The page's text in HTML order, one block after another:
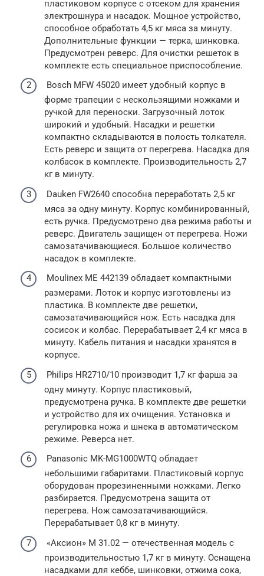
пластиковом корпусе с отсеком для хранения
электрошнура и насадок. Мощное устройство,
способное обработать 4,5 кг мяса за минуту.
Дополнительные функции — терка, шинковка.
Предусмотрен реверс. Для очистки решеток в
комплекте есть специальное приспособление.
Bosch MFW 45020 имеет удобный корпус в
форме трапеции с нескользящими ножками и
ручкой для переноски. Загрузочный лоток
широкий и удобный. Насадки и решетки
компактно складываются в полость толкателя.
Есть реверс и защита от перегрева. Насадка для
колбасок в комплекте. Производительность 2,7
кг в минуту.
Dauken FW2640 способна переработать 2,5 кг
мяса за одну минуту. Корпус комбинированный,
есть ручка. Предусмотрено два режима работы и
реверс. Двигатель защищен от перегрева. Ножи
самозатачивающиеся. Большое количество
насадок в комплекте.
Moulinex ME 442139 обладает компактными
размерами. Лоток и корпус изготовлены из
пластика. В комплекте две решетки,
самозатачивающийся нож. Есть насадка для
сосисок и колбас. Перерабатывает 2,4 кг мяса в
минуту. Кабель питания и насадки хранятся в
корпусе.
Philips HR2710/10 производит 1,7 кг фарша за
одну минуту. Корпус пластиковый,
предусмотрена ручка. В комплекте две решетки
и устройство для их очищения. Установка и
регулировка ножа и шнека в автоматическом
режиме. Реверса нет.
Panasonic MK-MG1000WTQ обладает
небольшими габаритами. Пластиковый корпус
оборудован прорезиненными ножками. Легко
разбирается. Предусмотрена защита от
перегрева. Нож самозатачивающийся.
Перерабатывает 0,8 кг в минуту.
«Аксион» M 31.02 — отечественная модель с
производительностью 1,7 кг в минуту. Оснащена
насадками для кеббе, шинковки, отжима сока,